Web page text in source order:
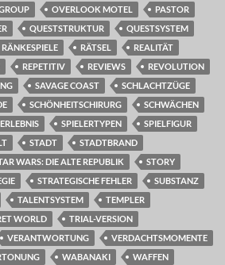
OVERLOOK MOTEL
PASTOR
QUESTSTRUKTUR
QUESTSYSTEM
RÄNKESPIELE RÄTSEL
REALITÄT
REPETITIV REVIEWS
REVOLUTION
SAVAGE COAST
SCHLACHTZÜGE
SCHÖNHEITSCHIRURG
SCHWÄCHEN
SPIELERTYPEN
SPIELFIGUR
STADT
STADTBRAND
WARS: DIE ALTE REPUBLIK
STORY
STRATEGISCHE FEHLER
SUBSTANZ
TALENTSYSTEM
TEMPLER
WORLD
TRIAL-VERSION
VERANTWORTUNG
VERDACHTSMOMENTE
WABANAKI WAFFEN